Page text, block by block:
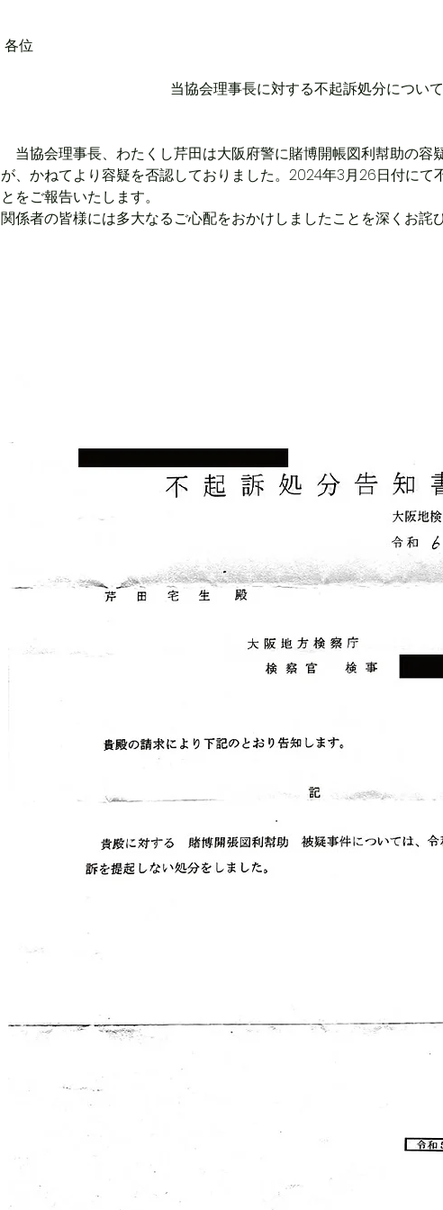
各位
当協会理事長に対する不起訴処分について
当協会理事長、わたくし芹田は大阪府警に賭博開帳図利幇助の容
が、かねてより容疑を否認しておりました。2024年3月26日付にて
とをご報告いたします。
関係者の皆様には多大なるご心配をおかけしましたことを深くお詫